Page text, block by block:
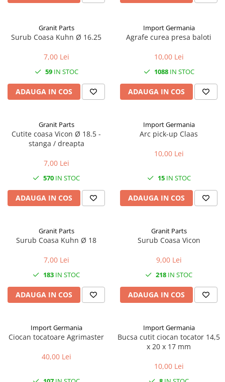
1.6.4. Demaroare
1.6.8. Echipamente & aparate de
1.6.5. Întrerupătoare
1.6.7. Diverse
1.7. Sisteme de franare
1.7.2. Placute de frana
1.7.4. Piese si accesorii frana
1.7.5. O-ring frana
1.8. Transmisie
1.8.1. Prize de putere
1.8.2. Cutii viteze
Granit Parts
Surub Coasa Kuhn Ø 16.25
7,00 Lei
59IN STOC
ADAUGA IN COS
Import Germania
Agrafe curea presa baloti
10,00 Lei
1088IN STOC
ADAUGA IN COS
Granit Parts
Cutite coasa Vicon Ø 18.5 -
stanga / dreapta
7,00 Lei
570 IN STOC
ADAUGA IN COS
Import Germania
Arc pick-up Claas
10,00 Lei
15IN STOC
ADAUGA IN COS
Granit Parts
Surub Coasa Kuhn Ø 18
7,00 Lei
183 IN STOC
ADAUGA IN COS
Granit Parts
Surub Coasa Vicon
9,00 Lei
218 IN STOC
ADAUGA IN COS
Import Germania
Ciocan tocatoare Agrimaster
40,00 Lei
Import Germania
Bucsa cutit ciocan tocator 14,5
x 20 x 17 mm
10,00 Lei